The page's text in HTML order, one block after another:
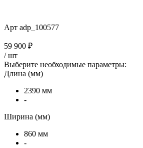
Арт adp_100577
59 900 ₽
/шт
Выберите необходимые параметры:
Длина (мм)
2390 мм
-
Ширина (мм)
860 мм
-